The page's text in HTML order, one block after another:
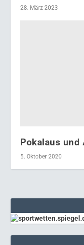
28. März 2023
Pokalaus und
5. Oktober 2020